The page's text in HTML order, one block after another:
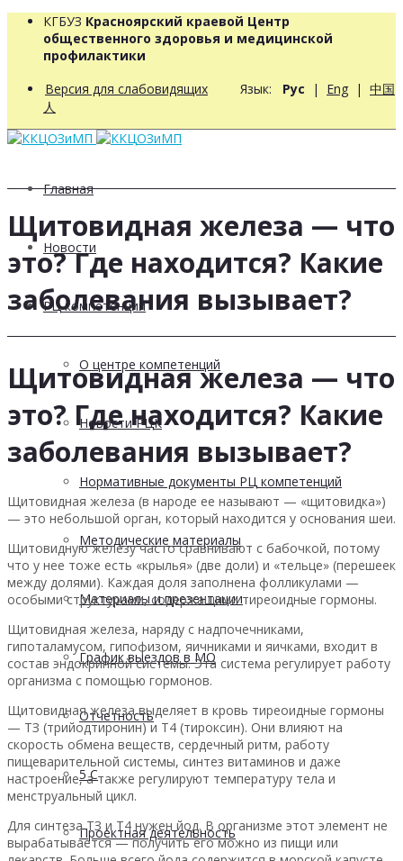
КГБУЗ Красноярский краевой Центр
общественного здоровья и медицинской
профилактики
Версия для слабовидящих Язык: Рус | Eng | 中国
人
Главная
Новости
РЦ компетенций
О центре компетенций
Новости РЦК
Нормативные документы РЦ компетенций
Методические материалы
Материалы и презентации
График выездов в МО
Отчетность
5 С
Проектная деятельность
Щитовидная железа — что
это? Где находится? Какие
заболевания вызывает?
Щитовидная железа — что
это? Где находится? Какие
заболевания вызывает?
Щитовидная железа (в народе ее называют — «щитовидка»)
— это небольшой орган, который находится у основания шеи.
Щитовидную железу часто сравнивают с бабочкой, потому
что у нее тоже есть «крылья» (две доли) и «тельце» (перешеек
между долями). Каждая доля заполнена фолликулами —
особыми структурами, содержащими тиреоидные гормоны.
Щитовидная железа, наряду с надпочечниками,
гипоталамусом, гипофизом, яичниками и яичками, входит в
состав эндокринной системы. Эта система регулирует работу
организма с помощью гормонов.
Щитовидная железа выделяет в кровь тиреоидные гормоны
— ТЗ (трийодтиронин) и Т4 (тироксин). Они влияют на
скорость обмена веществ, сердечный ритм, работу
пищеварительной системы, синтез витаминов и даже
настроение, а также регулируют температуру тела и
менструальный цикл.
Для синтеза ТЗ и Т4 нужен йод. В организме этот элемент не
вырабатывается — получить его можно из пищи или